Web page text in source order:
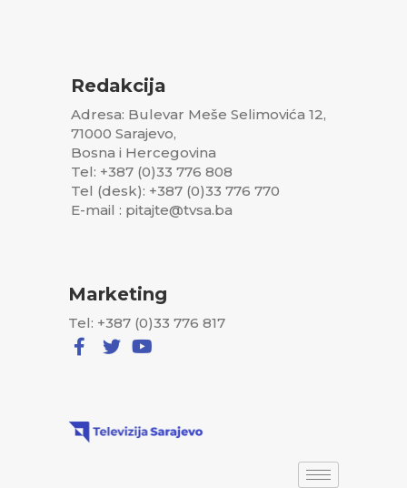
Redakcija
Adresa: Bulevar Meše Selimovića 12,
71000 Sarajevo,
Bosna i Hercegovina
Tel: +387 (0)33 776 808
Tel (desk): +387 (0)33 776 770
E-mail : pitajte@tvsa.ba
Marketing
Tel: +387 (0)33 776 817